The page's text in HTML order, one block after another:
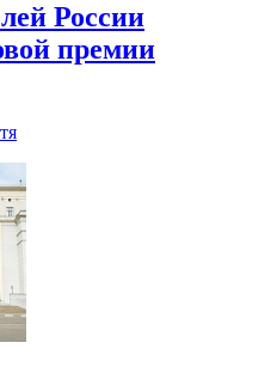
России
премии